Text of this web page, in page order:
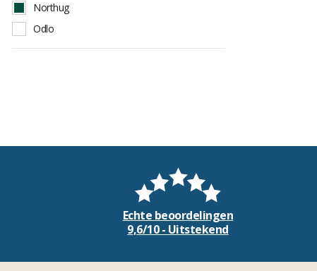
Northug
Odlo
One Way
Echte beoordelingen
9,6/10 - Uitstekend